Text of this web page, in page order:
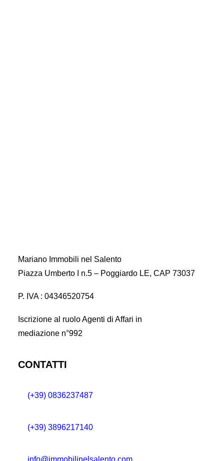
Mariano Immobili nel Salento
Piazza Umberto I n.5 – Poggiardo LE, CAP 73037
P. IVA : 04346520754
Iscrizione al ruolo Agenti di Affari in
mediazione n°992
CONTATTI
(+39) 0836237487
(+39) 3896217140
info@immobilinelsalento.com